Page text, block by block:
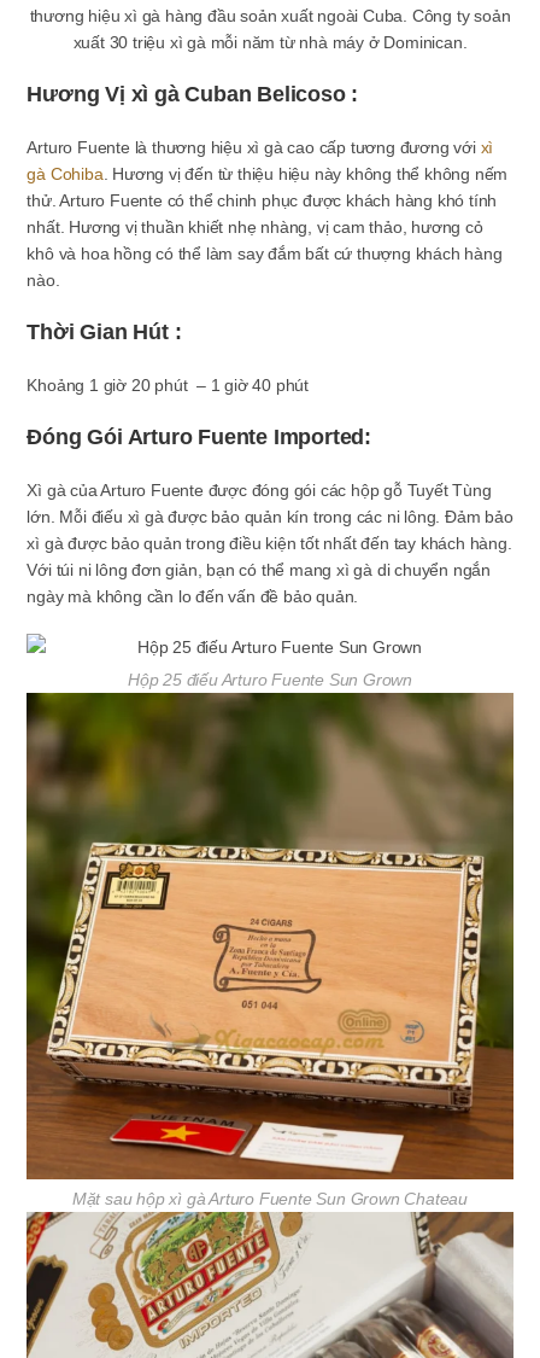
thương hiệu xì gà hàng đầu soản xuất ngoài Cuba. Công ty soản
xuất 30 triệu xì gà mỗi năm từ nhà máy ở Dominican.
Hương Vị xì gà Cuban Belicoso :
Arturo Fuente là thương hiệu xì gà cao cấp tương đương với xì
gà Cohiba . Hương vị đến từ thiệu hiệu này không thể không nếm
thử. Arturo Fuente có thể chinh phục được khách hàng khó tính
nhất. Hương vị thuần khiết nhẹ nhàng, vị cam thảo, hương cỏ
khô và hoa hồng có thể làm say đắm bất cứ thượng khách hàng
nào.
Thời Gian Hút :
Khoảng 1 giờ 20 phút – 1 giờ 40 phút
Đóng Gói Arturo Fuente Imported:
Xì gà của Arturo Fuente được đóng gói các hộp gỗ Tuyết Tùng
lớn. Mỗi điếu xì gà được bảo quản kín trong các ni lông. Đảm bảo
xì gà được bảo quản trong điều kiện tốt nhất đến tay khách hàng.
Với túi ni lông đơn giản, bạn có thể mang xì gà di chuyển ngắn
ngày mà không cần lo đến vấn đề bảo quản.
Hộp 25 điếu Arturo Fuente Sun Grown
Mặt sau hộp xì gà Arturo Fuente Sun Grown Chateau